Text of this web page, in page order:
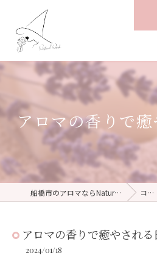
アロマの香りで
船橋市のアロマならNatural Witch コラム
アロマの香りで癒やされる
2024/01/18